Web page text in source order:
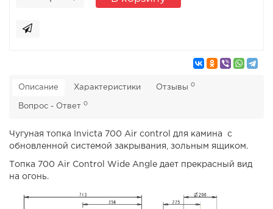
Описание Характеристики Отзывы 0
Вопрос - Ответ 0
Чугуная топка Invicta 700 Air control для камина с
обновленной системой закрывания, зольным ящиком.
Топка 700 Air Control Wide Angle дает прекрасный вид
на огонь.